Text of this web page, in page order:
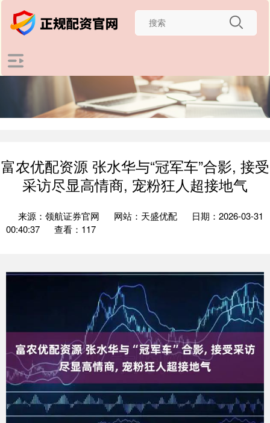
富农优配资源 张水华与“冠军车”合影, 接受
采访尽显高情商, 宠粉狂人超接地气
来源：领航证券官网 网站：天盛优配
日期：2026-03-31
00:40:37
查看：117